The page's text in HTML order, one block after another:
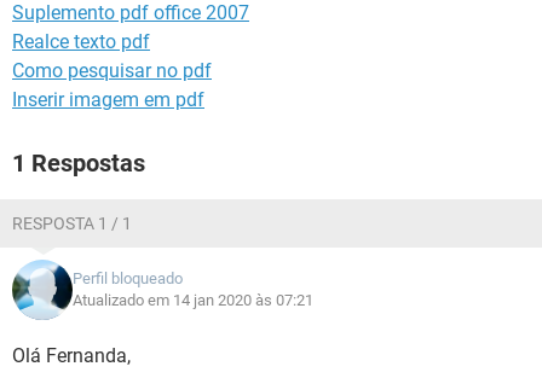
Suplemento pdf office 2007
Realce texto pdf
Como pesquisar no pdf
Inserir imagem em pdf
1 Respostas
RESPOSTA 1 / 1
Perfil bloqueado
Atualizado em 14 jan 2020 às 07:21
Olá Fernanda,